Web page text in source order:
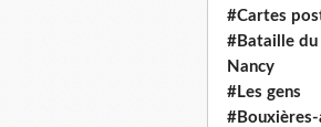
#Cartes
#Bataille du
Nancy
#Les gens
#Bouxières-